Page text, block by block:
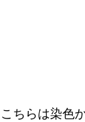
こちらは染色